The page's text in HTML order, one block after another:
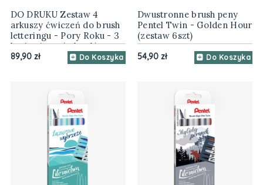
DO DRUKU Zestaw 4
arkuszy ćwiczeń do brush
letteringu - Pory Roku - 3
kroje pisma (e-book)
89,90 zł Do Koszyka
Dwustronne brush peny
Pentel Twin - Golden Hour
(zestaw 6szt)
54,90 zł Do Koszyka